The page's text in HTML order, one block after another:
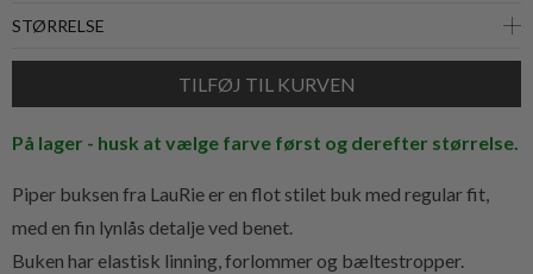
På lager - husk at vælge farve først og derefter størrelse.
Piper buksen fra LauRie er en flot stilet buk med regular fit,
med en fin lynlås detalje ved benet.
Buken har elastisk linning, forlommer og bæltestropper.